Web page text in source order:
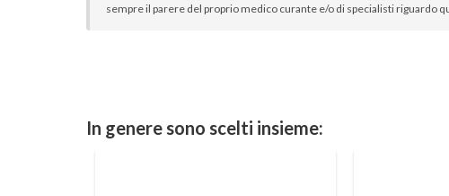
sempre il parere del proprio medico curante e/o di specialisti riguardo
In genere sono scelti insieme: